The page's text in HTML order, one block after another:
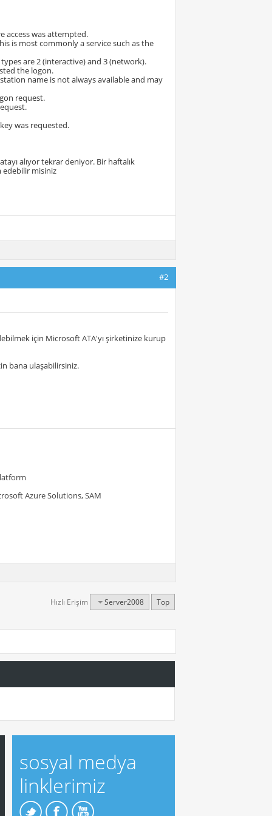
access was attempted.
is most commonly a service such as the
are 2 (interactive) and 3 (network).
the logon.
name is not always available and may
request.
was requested.
alıyor tekrar deniyor. Bir haftalık
edebilir misiniz
#2
için Microsoft ATA'yı şirketinize kurup
bana ulaşabilirsiniz.
Azure Solutions, SAM
Hızlı Erişim Server2008 Top
sosyal medya
linklerimiz